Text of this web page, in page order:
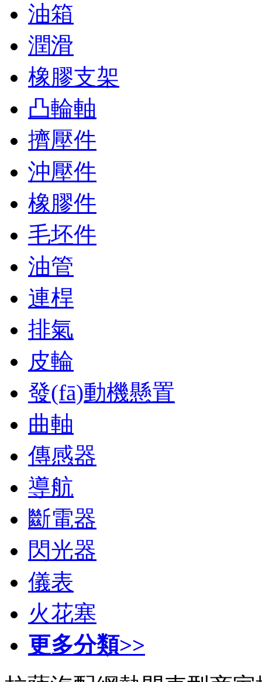
油箱
潤滑
橡膠支架
凸輪軸
擠壓件
沖壓件
橡膠件
毛坯件
油管
連桿
排氣
皮輪
發(fā)動機懸置
曲軸
傳感器
導航
斷電器
閃光器
儀表
火花塞
更多分類>>